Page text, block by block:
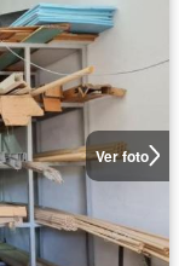
Ver foto